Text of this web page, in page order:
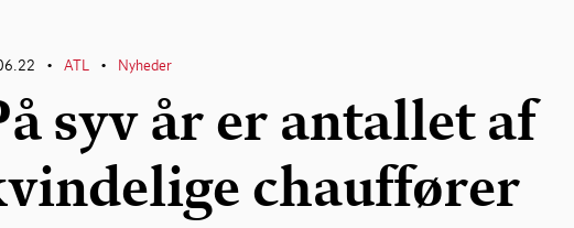
• ATL • Nyheder
syv år er antallet af
chauffører